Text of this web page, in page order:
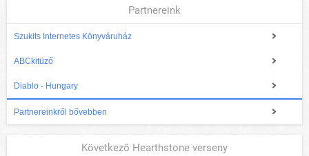
Partnereink
Szukits Internetes Könyváruház
ABCkitüző
Diablo - Hungary
Partnereinkről bővebben
Következő Hearthstone verseny